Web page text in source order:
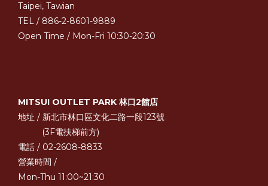
Taipei, Tawian
TEL / 886-2-8601-9889
Open Time / Mon-Fri 10:30-20:30
MITSUI OUTLET PARK 林口2館店
地址 / 新北市林口區文化二路一段123號
(3F電扶梯前方)
電話 / 02-2608-8833
營業時間 /
Mon-Thu 11:00~21:30